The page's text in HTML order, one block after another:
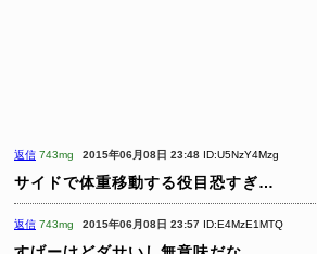
返信 743mg 2015年06月08日 23:48 ID:U5NzY4Mzg
サイドで体重移動する役目恐すぎ…
返信 743mg 2015年06月08日 23:57 ID:E4MzE1MTQ